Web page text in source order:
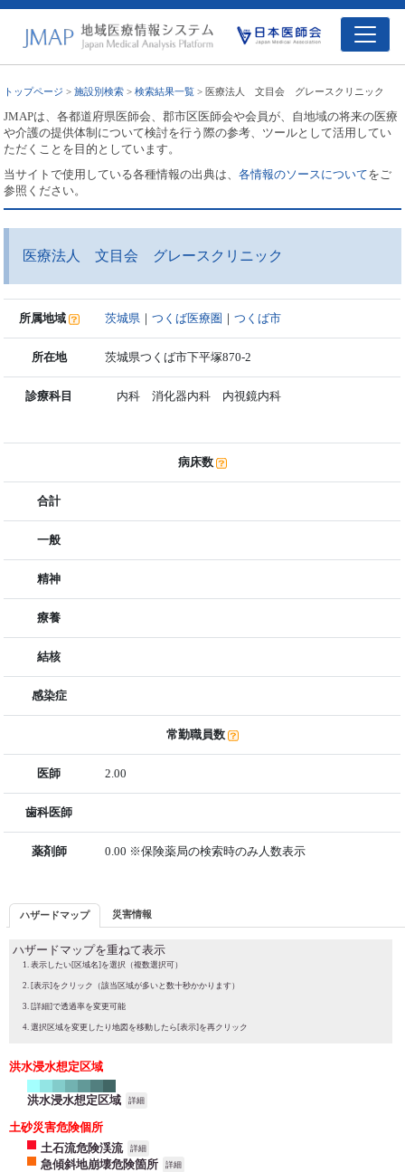
トップページ >施設別検索 >検索結果一覧 > 医療法人 文目会 グレースクリニック
JMAPは、各都道府県医師会、郡市区医師会や会員が、自地域の将来の医療
や介護の提供体制について検討を行う際の参考、ツールとして活用してい
ただくことを目的としています。
当サイトで使用している各種情報の出典は、各情報のソースについてをご
参照ください。
医療法人 文目会 グレースクリニック
所属地域 茨城県 ｜つくば医療圏 ｜つくば市
所在地 茨城県つくば市下平塚870-2
診療科目 内科 消化器内科 内視鏡内科
病床数
合計
一般
精神
療養
結核
感染症
常勤職員数
医師 2.00
歯科医師
薬剤師 0.00 ※保険薬局の検索時のみ人数表示
ハザードマップ 災害情報
ハザードマップを重ねて表示
表示したい[区域名]を選択（複数選択可）
[表示]をクリック（該当区域が多いと数十秒かかります）
[詳細]で透過率を変更可能
選択区域を変更したり地図を移動したら[表示]を再クリック
洪水浸水想定区域
洪水浸水想定区域 詳細
土砂災害危険個所
土石流危険渓流
詳細
急傾斜地崩壊危険箇所 詳細